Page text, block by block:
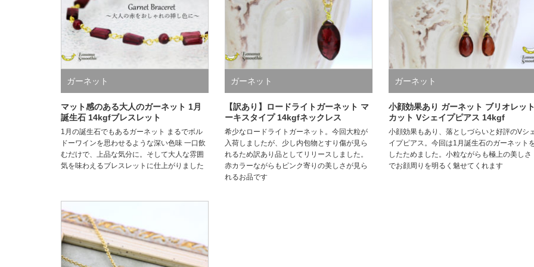
ガーネット
マット感のある大人のガーネット 1月
誕生石 14kgfブレスレット
1月の誕生石でもあるガーネット まるでボル
ドーワインを思わせるような深い色味 一口飲
むだけで、上品な気分に。そして大人な雰囲
気を味わえるブレスレットに仕上がりました
ガーネット
【訳あり】ロードライトガーネット マ
ーキスタイプ 14kgfネックレス
希少なロードライトガーネット。今回大粒が
入荷しましたが、少し内包物とすり傷が見ら
れるため訳あり品としてリリースしました。
赤カラーながらもピンク寄りの美しさが見ら
れるお品です
ガーネット
小顔効果あり ガーネット ブリオレット
カット Vシェイプピアス 14kgf
小顔効果もあり、落としづらいと好評のVシ
イプピアス。今回は1月誕生石のガーネット
したためました。小粒ながらも極上の美しさ
でお顔周りを明るく魅せてくれます